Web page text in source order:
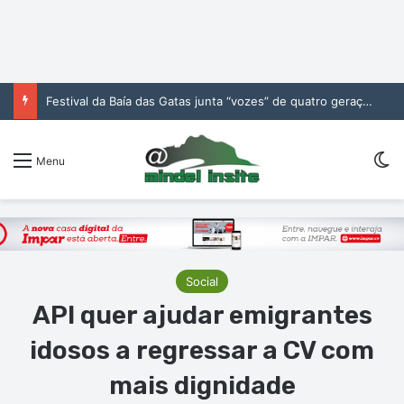
Festival da Baía das Gatas junta “vozes” de quatro gerações da música cabo-verdiana na segunda noite
Menu
Social
API quer ajudar emigrantes
idosos a regressar a CV com
mais dignidade